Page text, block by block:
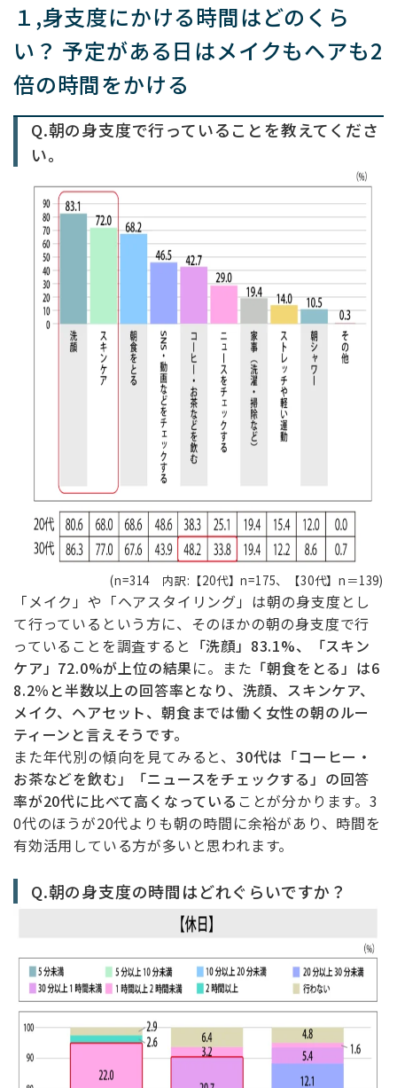
１,身支度にかける時間はどのくら
い？ 予定がある日はメイクもヘアも2
倍の時間をかける
Q.朝の身支度で行っていることを教えてくださ
い。
(n=314 内訳:【20代】n=175、【30代】n＝139)
「メイク」や「ヘアスタイリング」は朝の身支度とし
て行っているという方に、そのほかの朝の身支度で行
っていることを調査すると 「洗顔」83.1%、「スキン
ケア」72.0%が上位の結果に。また 「朝食をとる」は6
8.2％と半数以上の回答率となり、洗顔、スキンケア、
メイク、ヘアセット、朝食までは働く女性の朝のルー
ティーンと言えそうです。
また年代別の傾向を見てみると、30代は「コーヒー・
お茶などを飲む」「ニュースをチェックする」の回答
率が20代に比べて高くなっている ことが分かります。3
0代のほうが20代よりも朝の時間に余裕があり、時間を
有効活用している方が多いと思われます。
Q.朝の身支度の時間はどれぐらいですか？